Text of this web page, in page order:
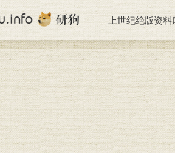
上世纪绝版资料